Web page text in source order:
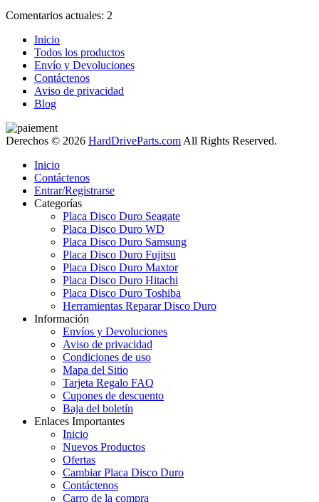
Comentarios actuales: 2
Inicio
Todos los productos
Envío y Devoluciones
Contáctenos
Aviso de privacidad
Blog
Derechos © 2026 HardDriveParts.com All Rights Reserved.
Inicio
Contáctenos
Entrar/Registrarse
Categorías
Placa Disco Duro Seagate
Placa Disco Duro WD
Placa Disco Duro Samsung
Placa Disco Duro Fujitsu
Placa Disco Duro Maxtor
Placa Disco Duro Hitachi
Placa Disco Duro Toshiba
Herramientas Reparar Disco Duro
Información
Envíos y Devoluciones
Aviso de privacidad
Condiciones de uso
Mapa del Sitio
Tarjeta Regalo FAQ
Cupones de descuento
Baja del boletín
Enlaces Importantes
Inicio
Nuevos Productos
Ofertas
Cambiar Placa Disco Duro
Contáctenos
Carro de la compra